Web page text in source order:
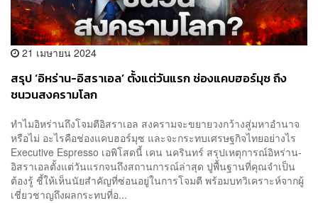
21 เมษายน 2024
สรุป ‘อิหร่าน-อิสราเอล’ ตั้งแต่วันแรก ช่องแคบฮอร์มุซ ถึง
ชนวนสงครามโลก
ทำไมอิหร่านถึงโจมตีอิสราเอล สงครามจะขยายวงกว้างสู่มหาอำนาจ
หรือไม่ อะไรคือช่องแคบฮอร์มุซ และจะกระทบเศรษฐกิจไทยอย่างไร
Executive Espresso เอพิโสดนี้ เคน นครินทร์ สรุปเหตุการณ์อิหร่าน-
อิสราเอลตั้งแต่วันแรกจนถึงสถานการณ์ล่าสุด ปูพื้นฐานที่คุณจำเป็น
ต้องรู้ ชี้ให้เห็นนัยสำคัญที่ซ่อนอยู่ในการโจมตี พร้อมบทวิเคราะห์จากผู้
เชี่ยวชาญถึงผลกระทบที่อ...